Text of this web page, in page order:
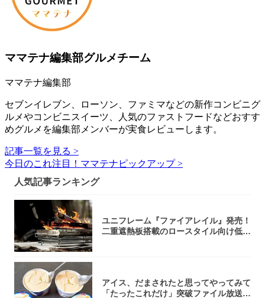
ママテナ編集部グルメチーム
ママテナ編集部
セブンイレブン、ローソン、ファミマなどの新作コンビニグ
ルメやコンビニスイーツ、人気のファストフードなどおすす
めグルメを編集部メンバーが実食レビューします。
記事一覧を見る >
今日のこれ注目！ママテナピックアップ >
人気記事ランキング
ユニフレーム『ファイアレイル』発売！
二重遮熱板搭載のロースタイル向け低型
アイス、だまされたと思ってやってみて
「たったこれだけ」突破ファイル放送で